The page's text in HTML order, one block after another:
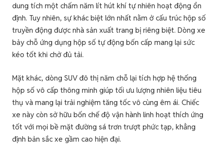
dung tích một chấm năm lít hút khí tự nhiên hoạt động ổn
định. Tuy nhiên, sự khác biệt lớn nhất nằm ở cấu trúc hộp số
truyền động được nhà sản xuất trang bị riêng biệt. Dòng xe
bảy chỗ ứng dụng hộp số tự động bốn cấp mang lại sức
kéo tốt khi chở đủ tải.
Mặt khác, dòng SUV đô thị năm chỗ lại tích hợp hệ thống
hộp số vô cấp thông minh giúp tối ưu lượng nhiên liệu tiêu
thụ và mang lại trải nghiệm tăng tốc vô cùng êm ái. Chiếc
xe này còn sở hữu bốn chế độ vận hành linh hoạt thích ứng
tốt với mọi bề mặt đường sá trơn trượt phức tạp, khẳng
định bản sắc xe gầm cao hiện đại.